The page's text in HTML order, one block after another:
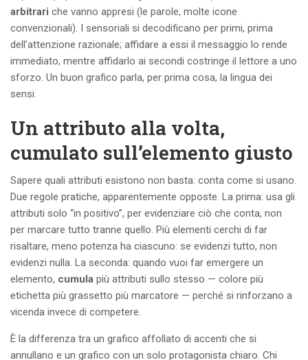
arbitrari che vanno appresi (le parole, molte icone
convenzionali). I sensoriali si decodificano per primi, prima
dell’attenzione razionale; affidare a essi il messaggio lo rende
immediato, mentre affidarlo ai secondi costringe il lettore a uno
sforzo. Un buon grafico parla, per prima cosa, la lingua dei
sensi.
Un attributo alla volta,
cumulato sull’elemento giusto
Sapere quali attributi esistono non basta: conta come si usano.
Due regole pratiche, apparentemente opposte. La prima: usa gli
attributi solo “in positivo”, per evidenziare ciò che conta, non
per marcare tutto tranne quello. Più elementi cerchi di far
risaltare, meno potenza ha ciascuno: se evidenzi tutto, non
evidenzi nulla. La seconda: quando vuoi far emergere un
elemento, cumula più attributi sullo stesso — colore più
etichetta più grassetto più marcatore — perché si rinforzano a
vicenda invece di competere.
È la differenza tra un grafico affollato di accenti che si
annullano e un grafico con un solo protagonista chiaro. Chi